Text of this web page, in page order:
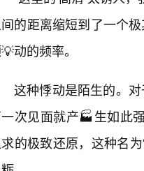
的距离缩短到了一个
动的频率。
这种悸动是陌生的。
次见面就产🏭生如此
的极致还原，这种名